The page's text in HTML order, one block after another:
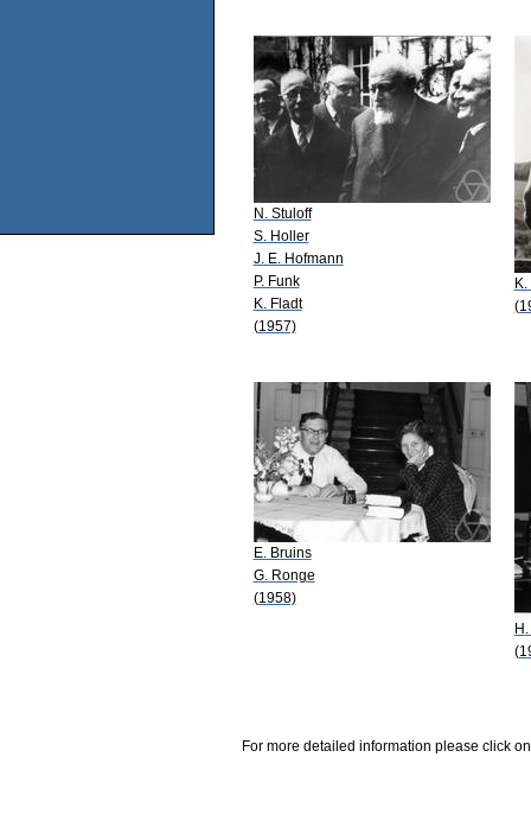
N. Stuloff
S. Holler
J. E. Hofmann
P. Funk
K. Fladt
(1957)
K.
E. Bruins
G. Ronge
(1958)
For more detailed information please click